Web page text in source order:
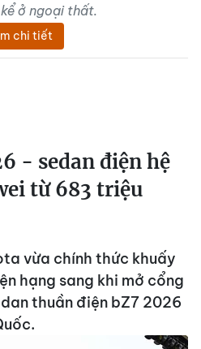
ở ngoại thất.
chi tiết
- sedan điện hệ
từ 683 triệu
vừa chính thức khuấy
hạng sang khi mở cổng
thuần điện bZ7 2026